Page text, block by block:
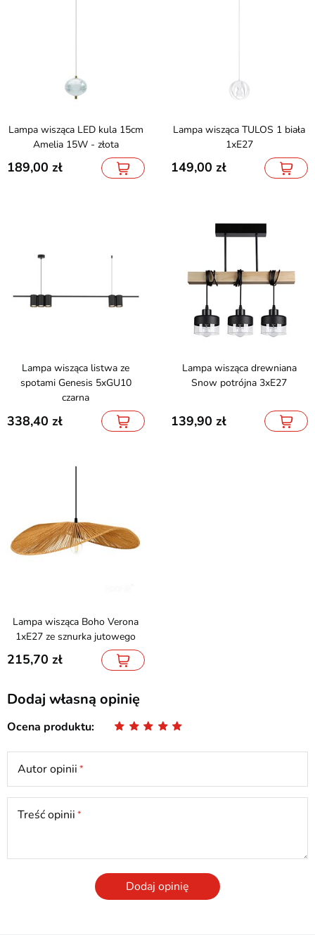
Lampa wisząca LED kula 15cm
Amelia 15W - złota
189,00
Lampa wisząca TULOS 1 biała
1xE27
149,00
Lampa wisząca listwa ze
spotami Genesis 5xGU10
czarna
338,40
Lampa wisząca drewniana
Snow potrójna 3xE27
139,90
Lampa wisząca Boho Verona
1xE27 ze sznurka jutowego
215,70
Dodaj własną opinię
Ocena produktu
Autor opinii
Treść opinii
Dodaj opinię